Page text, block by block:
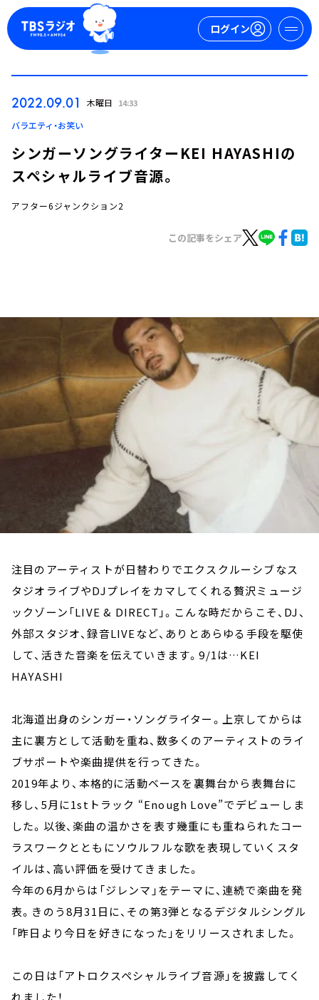
ログイン
ログイン
イベント・グッズ
YouTube
会社情報
2022.09.01 木曜日 14:33
バラエティ・お笑い
シンガーソングライターKEI HAYASHIの
スペシャルライブ音源。
アフター6ジャンクション2
この記事をシェア
注目のアーティストが日替わりでエクスクルーシブなス
タジオライブやDJプレイをカマしてくれる贅沢ミュージ
ックゾーン「LIVE & DIRECT」。こんな時だからこそ、DJ、
外部スタジオ、録音LIVEなど、ありとあらゆる手段を駆使
して、活きた音楽を伝えていきます。9/1は…KEI
HAYASHI
北海道出身のシンガー・ソングライター。上京してからは
主に裏方として活動を重ね、数多くのアーティストのライ
ブサポートや楽曲提供を行ってきた。
2019年より、本格的に活動ベースを裏舞台から表舞台に
移し、5月に1stトラック “Enough Love”でデビューしま
した。以後、楽曲の温かさを表す幾重にも重ねられたコー
ラスワークとともにソウルフルな歌を表現していくスタ
イルは、高い評価を受けてきました。
今年の6月からは「ジレンマ」をテーマに、連続で楽曲を発
表。きのう8月31日に、その第3弾となるデジタルシングル
「昨日より今日を好きになった」をリリースされました。
この日は「アトロクスペシャルライブ音源」を披露してく
れました！